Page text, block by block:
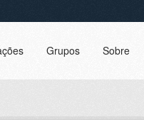
Grupos Sobre